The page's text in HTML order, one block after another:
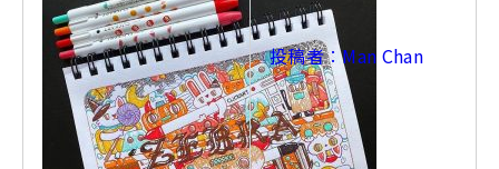
投稿者︰Man Chan